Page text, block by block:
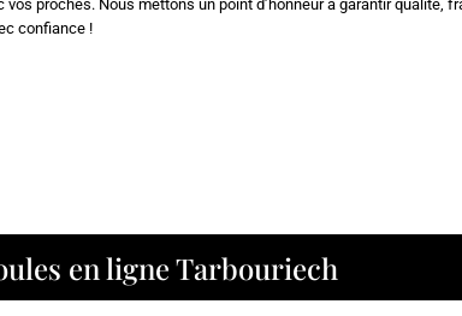
proches. Nous mettons un point d’honneur à garantir
confiance !
en ligne Tarbouriech